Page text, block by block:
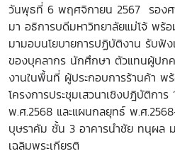
วันพุธที่ 6 พฤศจิกายน 2567 รองศ
มา อธิการบดีมหาวิทยาลัยแม่โจ้ พร้
มามอบนโยบายการปฏิบัติงาน รับฟัง
ของบุคลากร นักศึกษา ตัวแทนผู้ปก
งานในพื้นที่ ผู้ประกอบการร้านค้า พ
โครงการประชุมเสวนาเชิงปฎิบัติกา
พ.ศ.2568 และแผนกลยุทธ์ พ.ศ
บุษราคัม ชั้น 3 อาคารนำชัย ทนุผล
เฉลิมพระเกียรติ